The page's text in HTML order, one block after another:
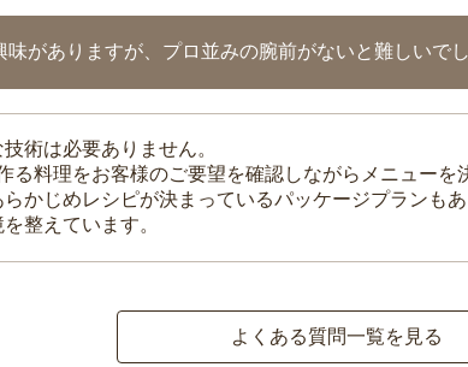
味がありますが、プロ並みの腕前がないと難しいで
術は必要ありません。
る料理をお客様のご要望を確認しながらメニューを
かじめレシピが決まっているパッケージプランも
整えています。
よくある質問一覧を見る